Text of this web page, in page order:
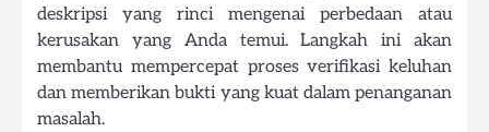
deskripsi yang rinci mengenai perbedaan atau
kerusakan yang Anda temui. Langkah ini akan
membantu mempercepat proses verifikasi keluhan
dan memberikan bukti yang kuat dalam penanganan
masalah.